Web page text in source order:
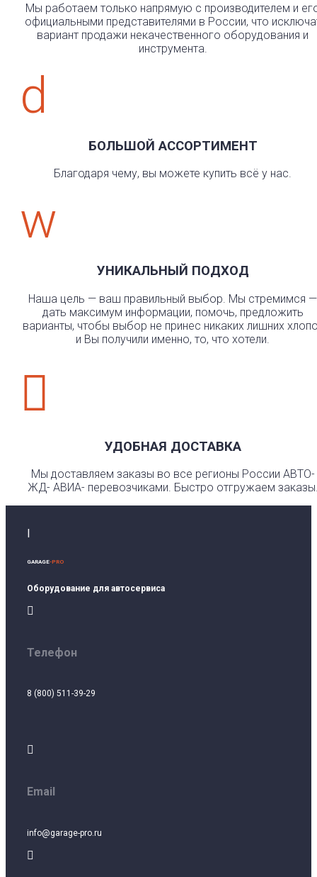
Мы работаем только напрямую с производителем и
официальными представителями в России, что
вариант продажи некачественного оборудования и
инструмента.
d
БОЛЬШОЙ АССОРТИМЕНТ
Благодаря чему, вы можете купить всё у нас.
w
УНИКАЛЬНЫЙ ПОДХОД
Наша цель — ваш правильный выбор. Мы стремимся —
дать максимум информации, помочь, предложить
варианты, чтобы выбор не принес никаких лишних
и Вы получили именно, то, что хотели.

УДОБНАЯ ДОСТАВКА
Мы доставляем заказы во все регионы России АВТО-
ЖД- АВИА- перевозчиками. Быстро отгружаем
GARAGE-PRO
Оборудование для автосервиса

Телефон
8 (800) 511-39-29

Email
info@garage-pro.ru
